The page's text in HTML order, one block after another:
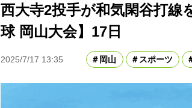
西大寺2投手が和気閑谷打線
球 岡山大会】17日
2025/7/17 13:35 岡山 スポーツ